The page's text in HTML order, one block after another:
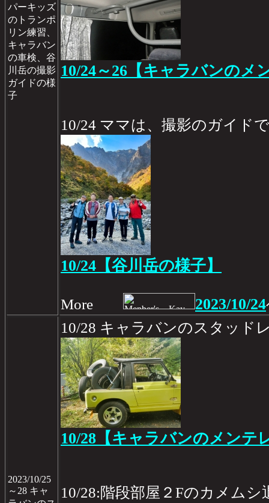
パーキッズ
のトランポ
リン練習、
キャラバン
の車検、谷
川岳の撮影
ガイドの様
子
10/24～26【キャラバンのメ
10/24 ママは、撮影のガイド
10/24【谷川岳の様子】
More 2023/10/24
2023/10/25
～28 キャ
10/28 キャラバンのスタッド
10/28【キャラバンのメンテ
10/28:階段部屋２Fのカメムシ